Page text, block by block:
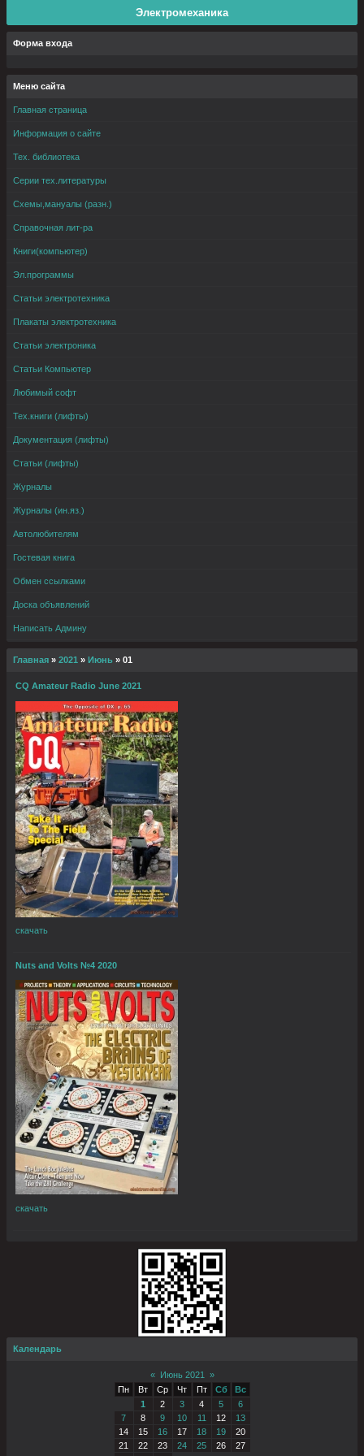
Электромеханика
Форма входа
Меню сайта
Главная страница
Информация о сайте
Тех. библиотека
Серии тех.литературы
Схемы,мануалы (разн.)
Справочная лит-ра
Книги(компьютер)
Эл.программы
Статьи электротехника
Плакаты электротехника
Статьи электроника
Статьи Компьютер
Любимый софт
Тех.книги (лифты)
Документация (лифты)
Статьи (лифты)
Журналы
Журналы (ин.яз.)
Автолюбителям
Гостевая книга
Обмен ссылками
Доска объявлений
Написать Админу
Главная » 2021 » Июнь » 01
CQ Amateur Radio June 2021
скачать
Nuts and Volts №4 2020
скачать
Календарь
« Июнь 2021
»
Пн
Вт Ср Чт Пт Сб
Вс
1
2 3 4 5
6
7
8 9 10 11 12
13
14
15 16 17 18 19
20
21
22 23 24 25 26
27